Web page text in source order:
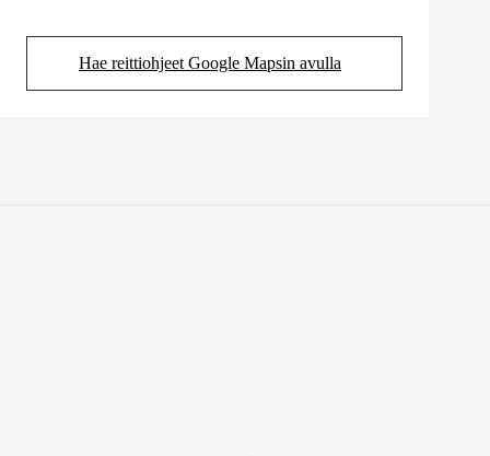
Hae reittiohjeet Google Mapsin avulla
(Aukeaa uudessa välilehdessä)